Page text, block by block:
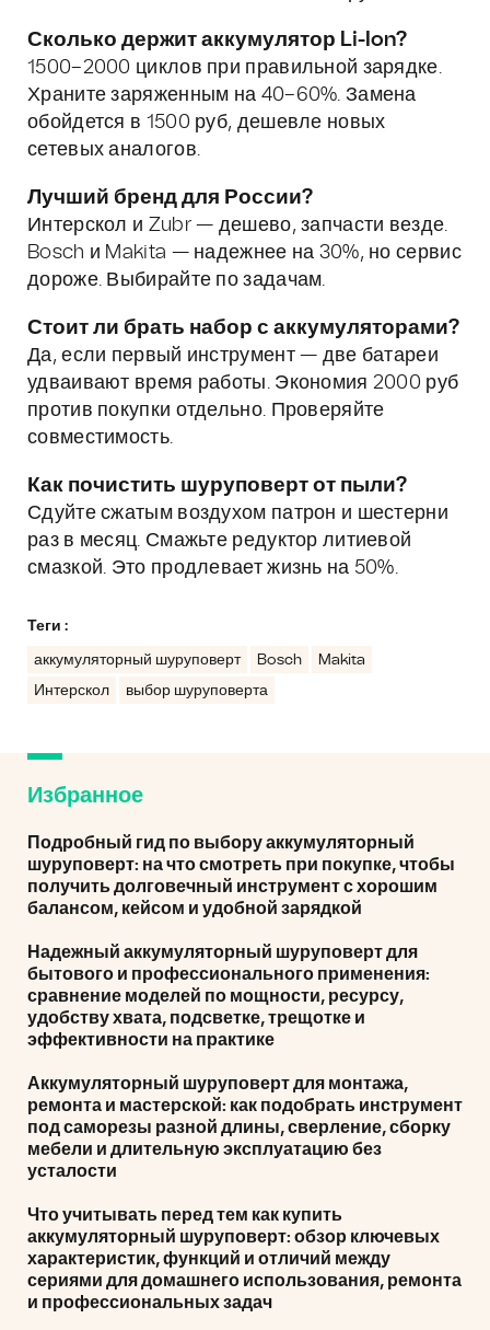
Сколько держит аккумулятор Li-Ion?
1500–2000 циклов при правильной зарядке.
Храните заряженным на 40–60%. Замена
обойдется в 1500 руб, дешевле новых
сетевых аналогов.
Лучший бренд для России?
Интерскол и Zubr — дешево, запчасти везде.
Bosch и Makita — надежнее на 30%, но сервис
дороже. Выбирайте по задачам.
Стоит ли брать набор с аккумуляторами?
Да, если первый инструмент — две батареи
удваивают время работы. Экономия 2000 руб
против покупки отдельно. Проверяйте
совместимость.
Как почистить шуруповерт от пыли?
Сдуйте сжатым воздухом патрон и шестерни
раз в месяц. Смажьте редуктор литиевой
смазкой. Это продлевает жизнь на 50%.
Теги :
аккумуляторный шуруповерт Bosch
Makita
Интерскол
выбор шуруповерта
Избранное
Подробный гид по выбору аккумуляторный
шуруповерт: на что смотреть при покупке, чтобы
получить долговечный инструмент с хорошим
балансом, кейсом и удобной зарядкой
Надежный аккумуляторный шуруповерт для
бытового и профессионального применения:
сравнение моделей по мощности, ресурсу,
удобству хвата, подсветке, трещотке и
эффективности на практике
Аккумуляторный шуруповерт для монтажа,
ремонта и мастерской: как подобрать инструмент
под саморезы разной длины, сверление, сборку
мебели и длительную эксплуатацию без
усталости
Что учитывать перед тем как купить
аккумуляторный шуруповерт: обзор ключевых
характеристик, функций и отличий между
сериями для домашнего использования, ремонта
и профессиональных задач